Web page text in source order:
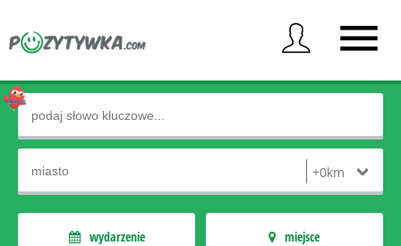
wydarzenie miejsce